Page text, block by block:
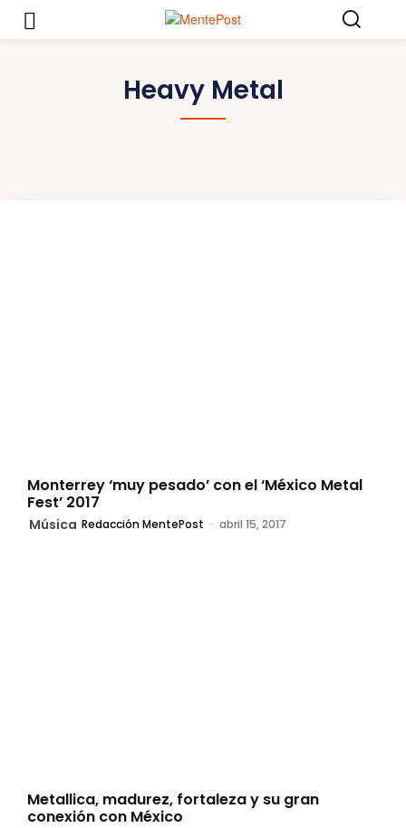
Heavy Metal
Monterrey ‘muy pesado’ con el ‘México Metal
Fest’ 2017
Música Redacción MentePost - abril 15, 2017
Metallica, madurez, fortaleza y su gran
conexión con México